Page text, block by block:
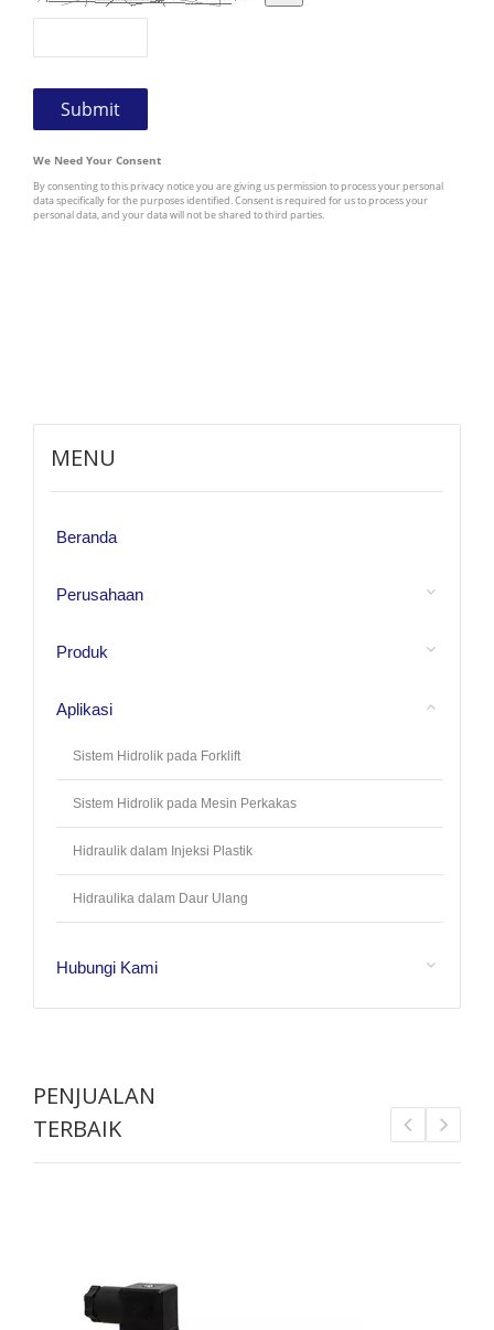
MENU
Beranda
Perusahaan
Produk
Aplikasi
Sistem Hidrolik pada Forklift
Sistem Hidrolik pada Mesin Perkakas
Hidraulik dalam Injeksi Plastik
Hidraulika dalam Daur Ulang
Hubungi Kami
PENJUALAN
TERBAIK